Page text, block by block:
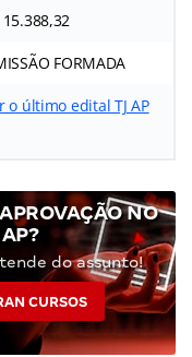
FORMADA
último edital TJ AP
NO
do assunto!
CURSOS